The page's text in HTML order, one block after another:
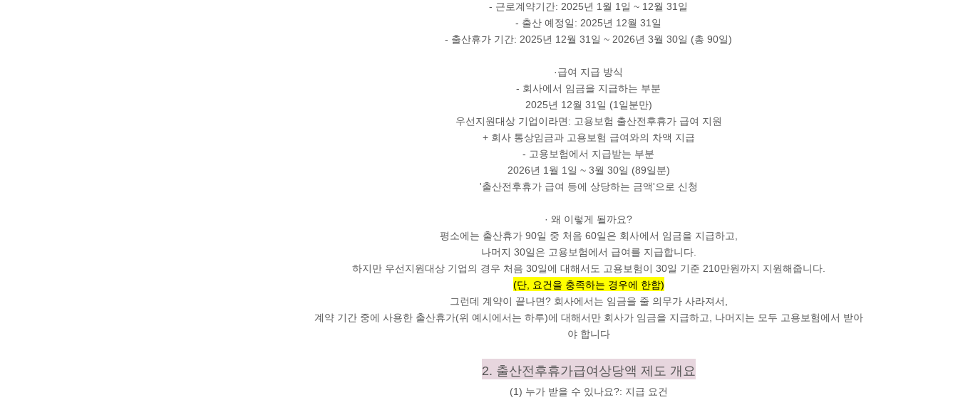
- 근로계약기간: 2025년 1월 1일 ~ 12월 31일
- 출산 예정일: 2025년 12월 31일
- 출산휴가 기간: 2025년 12월 31일 ~ 2026년 3월 30일 (총 90일)
·급여 지급 방식
- 회사에서 임금을 지급하는 부분
2025년 12월 31일 (1일분만)
우선지원대상 기업이라면: 고용보험 출산전후휴가 급여 지원
+ 회사 통상임금과 고용보험 급여와의 차액 지급
- 고용보험에서 지급받는 부분
2026년 1월 1일 ~ 3월 30일 (89일분)
'출산전후휴가 급여 등에 상당하는 금액'으로 신청
· 왜 이렇게 될까요?
평소에는 출산휴가 90일 중 처음 60일은 회사에서 임금을 지급하고,
나머지 30일은 고용보험에서 급여를 지급합니다.
하지만 우선지원대상 기업의 경우 처음 30일에 대해서도 고용보험이 30일 기준 210만원까지 지원해줍니다.
(단, 요건을 충족하는 경우에 한함)
그런데 계약이 끝나면? 회사에서는 임금을 줄 의무가 사라져서,
계약 기간 중에 사용한 출산휴가(위 예시에서는 하루)에 대해서만 회사가 임금을 지급하고, 나머지는 모두 고용보험에서 받아
야 합니다
2. 출산전후휴가급여상당액 제도 개요
(1) 누가 받을 수 있나요?: 지급 요건